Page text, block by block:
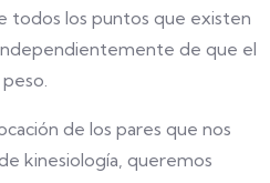
todos los puntos que existen
de que el
de los pares que nos
kinesiología, queremos